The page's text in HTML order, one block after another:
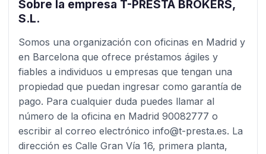
Sobre la empresa T-PRESTA BROKERS,
S.L.
Somos una organización con oficinas en Madrid y
en Barcelona que ofrece préstamos ágiles y
fiables a individuos u empresas que tengan una
propiedad que puedan ingresar como garantía de
pago. Para cualquier duda puedes llamar al
número de la oficina en Madrid 90082777 o
escribir al correo electrónico info@t-presta.es. La
dirección es Calle Gran Vía 16, primera planta,